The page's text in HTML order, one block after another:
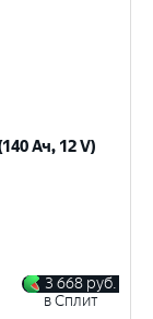
Ач, 12 V)
3 668 руб.
в Сплит